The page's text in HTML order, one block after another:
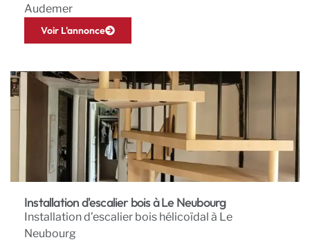
Audemer
Voir L'annonce
Installation d'escalier bois à Le Neubourg
Installation d’escalier bois hélicoïdal à Le
Neubourg